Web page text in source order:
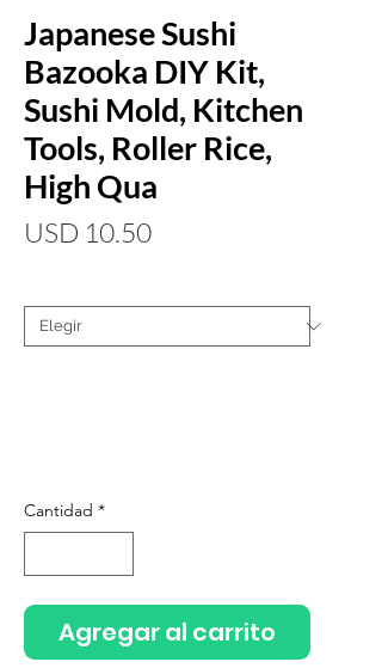
Japanese Sushi
Bazooka DIY Kit,
Sushi Mold, Kitchen
Tools, Roller Rice,
High Qua
USD 10.50Precio
Cantidad *
Agregar al carrito